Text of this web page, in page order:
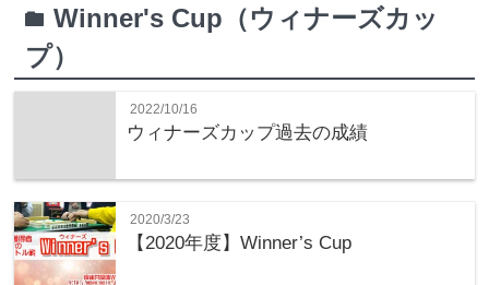
folderWinner's Cup（ウィナーズカッ
プ）
2022/10/16
ウィナーズカップ過去の成績
2020/3/23
【2020年度】Winner’s Cup